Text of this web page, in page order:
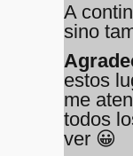
A
sino
estos
me
todos
ver 😀